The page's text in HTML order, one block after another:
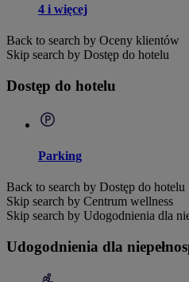
4 i więcej
Back to search by Oceny klientów
Skip search by Dostęp do hotelu
Dostęp do hotelu
Parking
Back to search by Dostęp do hotelu
Skip search by Centrum wellness
Skip search by Udogodnienia dla
Udogodnienia dla